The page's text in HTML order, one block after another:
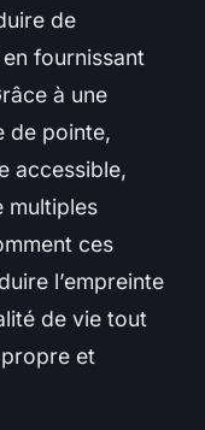
de
fournissant
à une
de pointe,
accessible,
multiples
ces
l’empreinte
de vie tout
et